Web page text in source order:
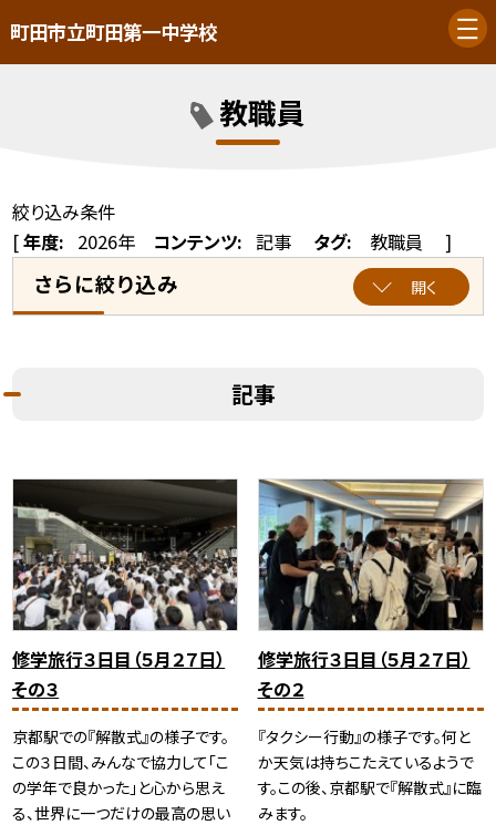
町田市立町田第一中学校
教職員
絞り込み条件
[年度: 2026年 コンテンツ: 記事 タグ: 教職員 ]
さらに絞り込み 開く
記事
修学旅行３日目（５月２７日）
その３
京都駅での『解散式』の様子です。
この３日間、みんなで協力して「こ
の学年で良かった」と心から思え
る、世界に一つだけの最高の思い
修学旅行３日目（５月２７日）
その２
『タクシー行動』の様子です。何と
か天気は持ちこたえているようで
す。この後、京都駅で『解散式』に臨
みます。